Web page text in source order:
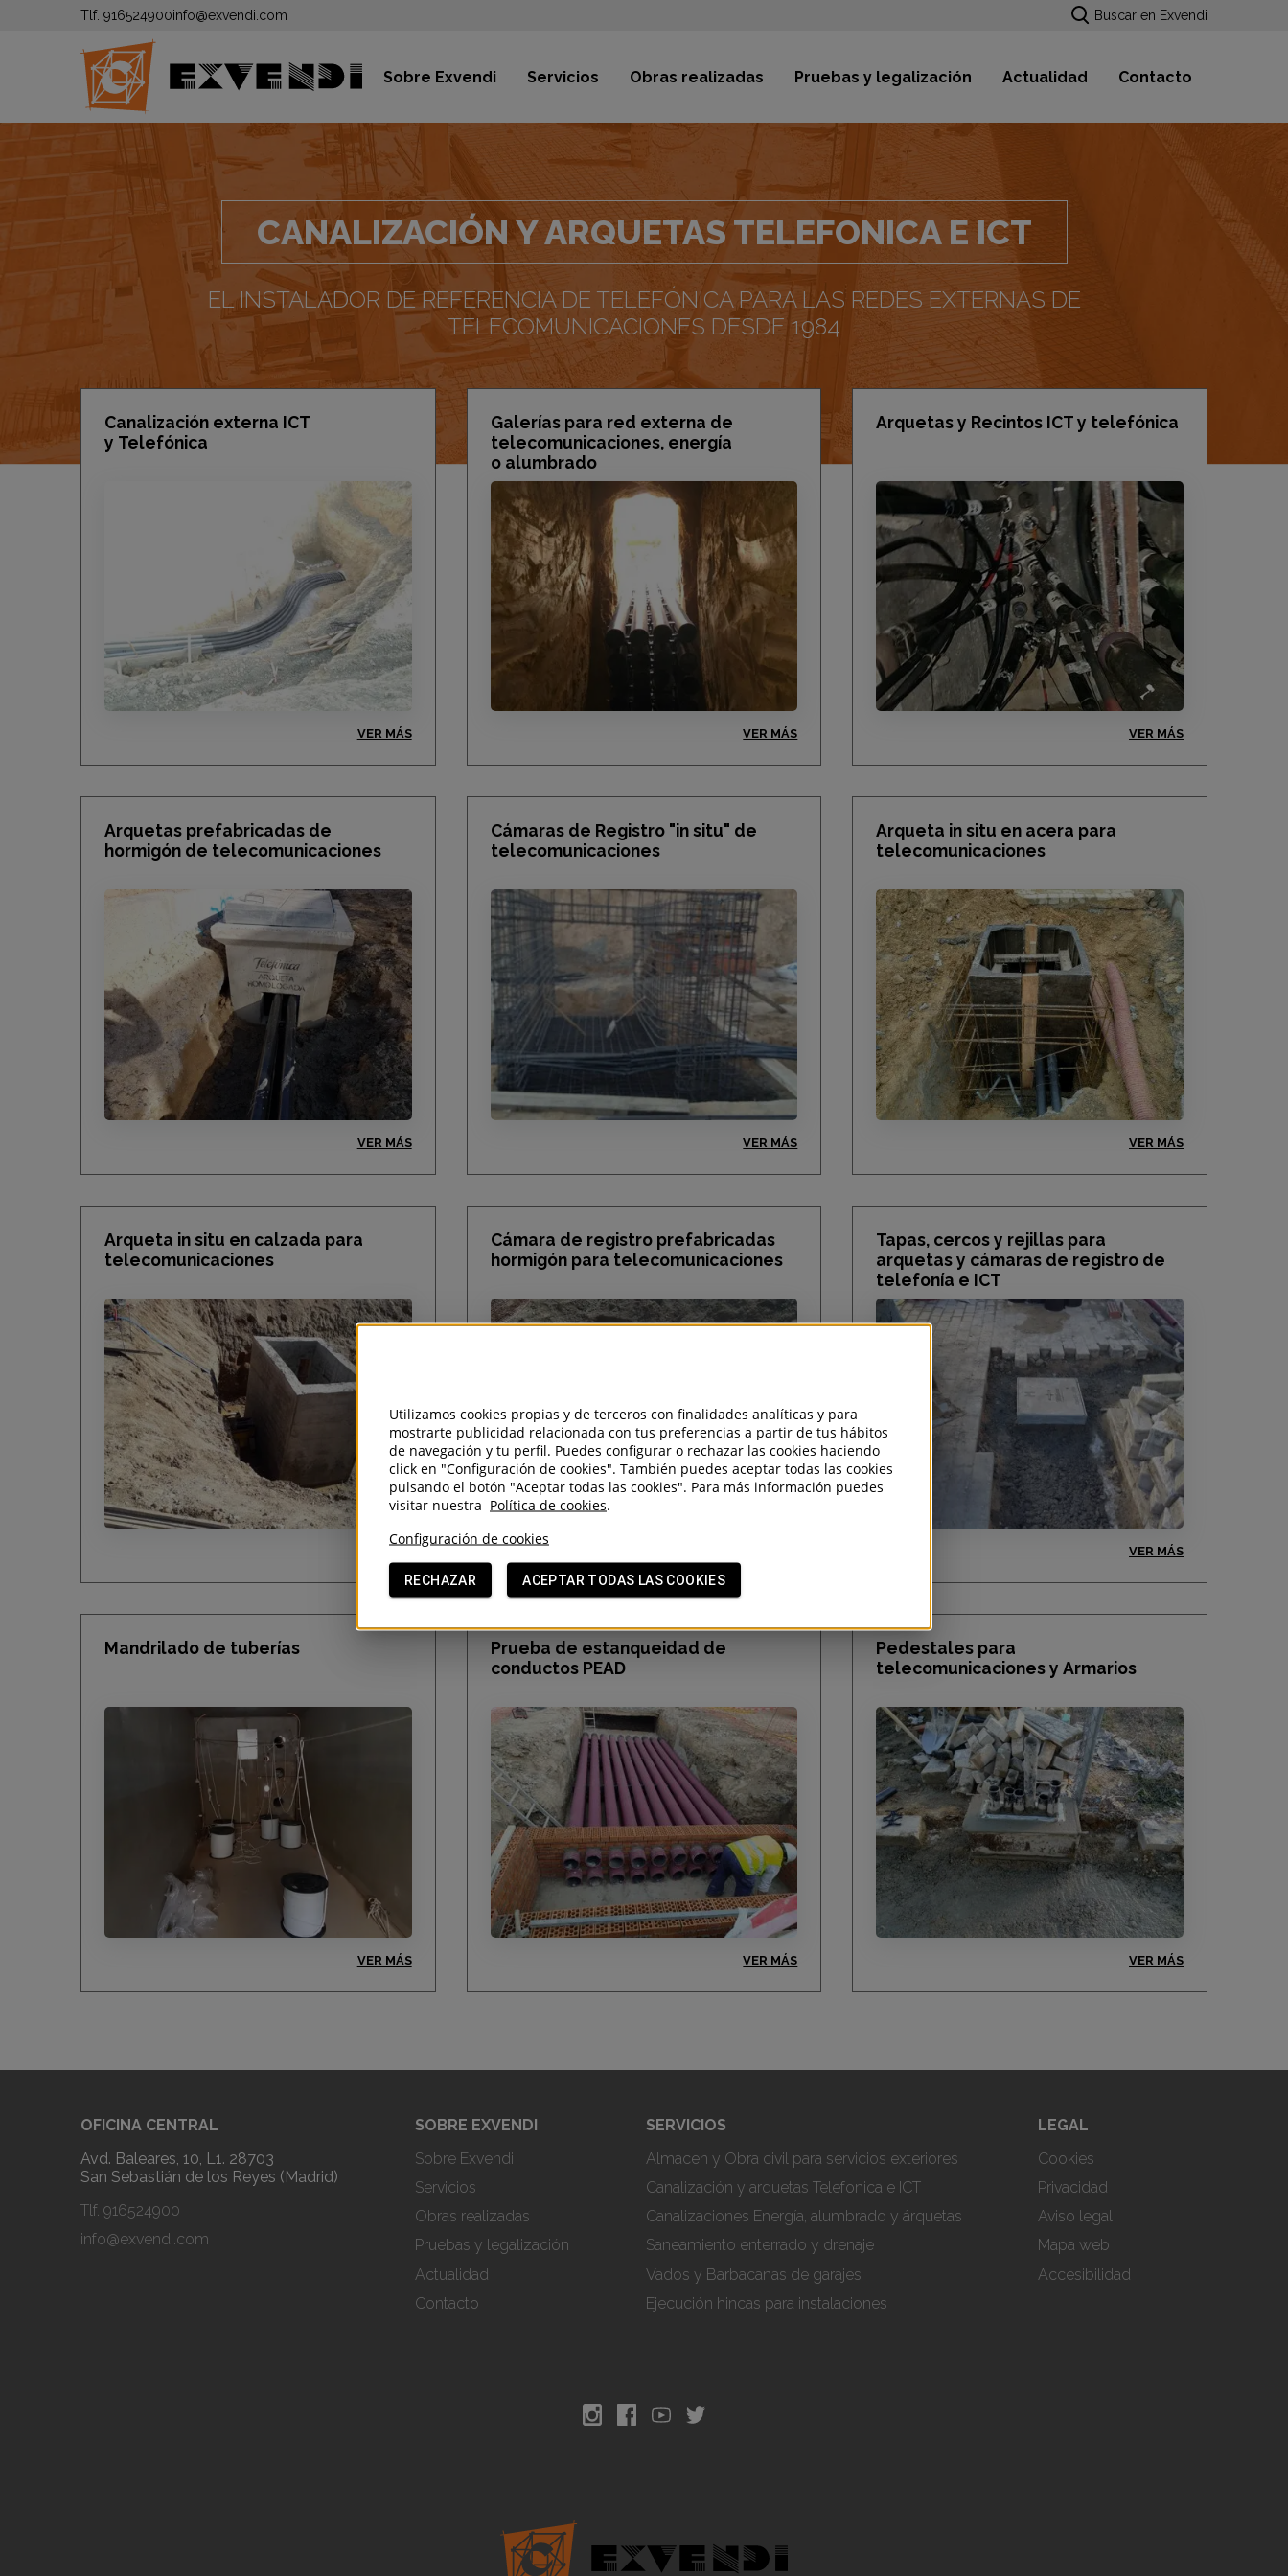
Tlf. 916524900info@exvendi.com Buscar en Exvendi
Sobre Exvendi Servicios Obras realizadas Pruebas y legalización Actualidad Contacto
CANALIZACIÓN Y ARQUETAS TELEFONICA E ICT
EL INSTALADOR DE REFERENCIA DE TELEFÓNICA PARA LAS REDES EXTERNAS DE
TELECOMUNICACIONES DESDE 1984
Canalización externa ICT
y Telefónica
VER MÁS
Galerías para red externa de
telecomunicaciones, energía
o alumbrado
VER MÁS
Arquetas y Recintos ICT y telefónica
VER MÁS
Arquetas prefabricadas de
hormigón de telecomunicaciones
VER MÁS
Cámaras de Registro "in situ" de
telecomunicaciones
VER MÁS
Arqueta in situ en acera para
telecomunicaciones
VER MÁS
Arqueta in situ en calzada para
telecomunicaciones
Cámara de registro prefabricadas
hormigón para telecomunicaciones
Tapas, cercos y rejillas para
arquetas y cámaras de registro de
telefonía e ICT
VER MÁS
Mandrilado de tuberías
VER MÁS
Prueba de estanqueidad de
conductos PEAD
VER MÁS
Pedestales para
telecomunicaciones y Armarios
VER MÁS
OFICINA CENTRAL
Avd. Baleares, 10, L1. 28703
San Sebastián de los Reyes (Madrid)
Tlf. 916524900
info@exvendi.com
SOBRE EXVENDI
Sobre Exvendi
Servicios
Obras realizadas
Pruebas y legalización
Actualidad
Contacto
SERVICIOS
Almacen y Obra civil para servicios exteriores
Canalización y arquetas Telefonica e ICT
Canalizaciones Energía, alumbrado y árquetas
Saneamiento enterrado y drenaje
Vados y Barbacanas de garajes
Ejecución hincas para instalaciones
LEGAL
Cookies
Privacidad
Aviso legal
Mapa web
Accesibilidad
Utilizamos cookies propias y de terceros con finalidades analíticas y para
mostrarte publicidad relacionada con tus preferencias a partir de tus hábitos
de navegación y tu perfil. Puedes configurar o rechazar las cookies haciendo
click en "Configuración de cookies". También puedes aceptar todas las cookies
pulsando el botón "Aceptar todas las cookies". Para más información puedes
visitar nuestra Política de cookies.
Configuración de cookies
RECHAZAR ACEPTAR TODAS LAS COOKIES